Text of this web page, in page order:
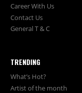
Career With Us
Contact Us
General T & C
TRENDING
What’s Hot?
Artist of the month